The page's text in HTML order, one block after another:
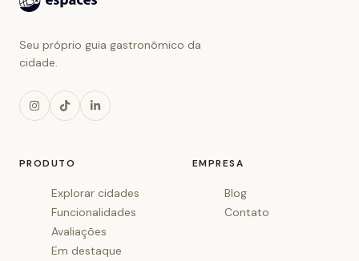
Seu próprio guia gastronômico da
cidade.
PRODUTO
Explorar cidades
Funcionalidades
Avaliações
Em destaque
EMPRESA
Blog
Contato